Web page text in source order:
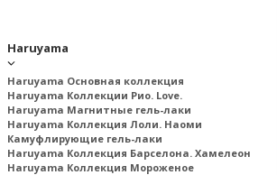
Haruyama
Haruyama Основная коллекция
Haruyama Коллекции Рио. Love.
Haruyama Магнитные гель-лаки
Haruyama Коллекция Лоли. Наоми
Камуфлирующие гель-лаки
Haruyama Коллекция Барселона. Хамелеон
Haruyama Коллекция Мороженое